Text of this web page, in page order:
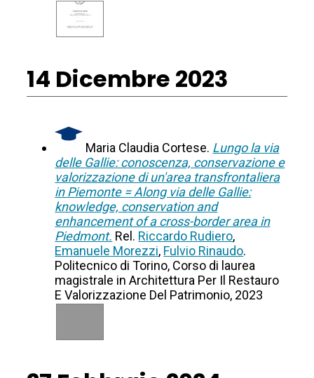
14 Dicembre 2023
Maria Claudia Cortese. Lungo la via
delle Gallie: conoscenza, conservazione e
valorizzazione di un'area transfrontaliera
in Piemonte = Along via delle Gallie:
knowledge, conservation and
enhancement of a cross-border area in
Piedmont. Rel. Riccardo Rudiero,
Emanuele Morezzi, Fulvio Rinaudo.
Politecnico di Torino, Corso di laurea
magistrale in Architettura Per Il Restauro
E Valorizzazione Del Patrimonio, 2023